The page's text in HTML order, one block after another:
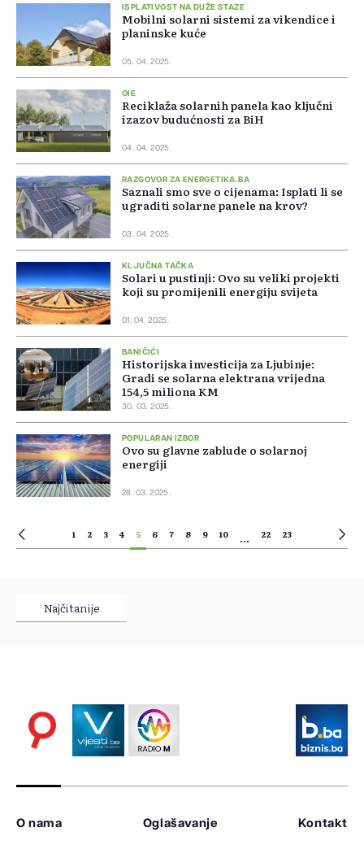
ISPLATIVOST NA DUŽE STAZE
Mobilni solarni sistemi za vikendice i
planinske kuće
05. 04. 2025.
OIE
Reciklaža solarnih panela kao ključni
izazov budućnosti za BiH
04. 04. 2025.
RAZGOVOR ZA ENERGETIKA.BA
Saznali smo sve o cijenama: Isplati li se
ugraditi solarne panele na krov?
03. 04. 2025.
KLJUČNA TAČKA
Solari u pustinji: Ovo su veliki projekti
koji su promijenili energiju svijeta
01. 04. 2025.
BANIČIĆI
Historijska investicija za Ljubinje:
Gradi se solarna elektrana vrijedna
154,5 miliona KM
30. 03. 2025.
POPULARAN IZBOR
Ovo su glavne zablude o solarnoj
energiji
28. 03. 2025.
1 2 3 4 5 6 7 8 9 10 ... 22 23
Najčitanije
O nama Oglašavanje Kontakt